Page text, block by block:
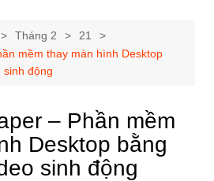
Tháng 2
21
mềm thay màn hình Desktop
sinh động
– Phần mềm
Desktop bằng
sinh động